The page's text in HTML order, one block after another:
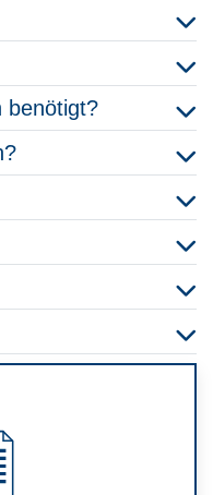
benötigt?